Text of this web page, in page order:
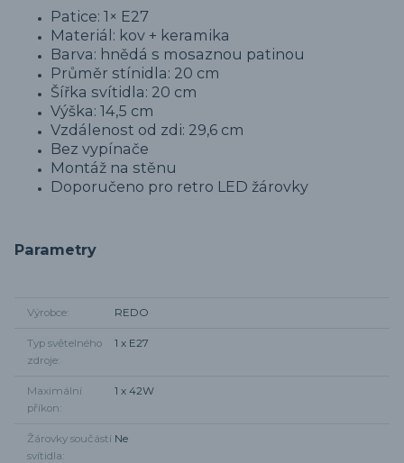
Patice: 1× E27
Materiál: kov + keramika
Barva: hnědá s mosaznou patinou
Průměr stínidla: 20 cm
Šířka svítidla: 20 cm
Výška: 14,5 cm
Vzdálenost od zdi: 29,6 cm
Bez vypínače
Montáž na stěnu
Doporučeno pro retro LED žárovky
Parametry
Výrobce REDO
Typ světelného
zdroje
1 x E27
Maximální
příkon
1 x 42W
Žárovky součástí
svítidla
Ne